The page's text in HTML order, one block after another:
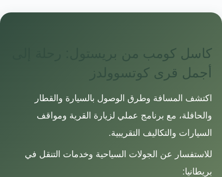
كاسل كومب من بريستول: رحلة إلى
أجمل قرى كوتسوولدز
اكتشف المسافة وطرق الوصول بالسيارة والقطار
والحافلة، مع برنامج عملي لزيارة القرية ومواقف
السيارات والتكاليف التقريبية.
للاستفسار عن الجولات السياحية وخدمات التنقل في
بريطانيا: